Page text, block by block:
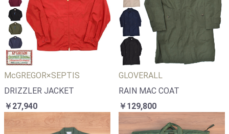
McGREGOR×SEPTIS
DRIZZLER JACKET
￥27,940
GLOVERALL
RAIN MAC COAT
￥129,800